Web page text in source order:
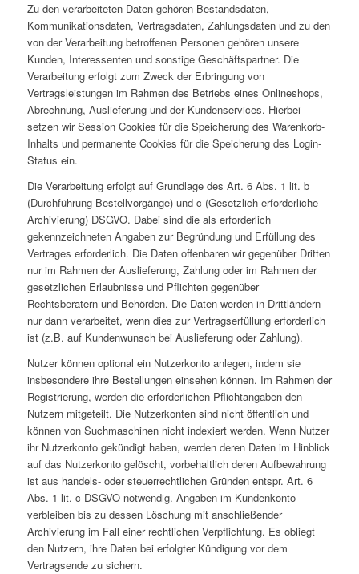
Zu den verarbeiteten Daten gehören Bestandsdaten,
Kommunikationsdaten, Vertragsdaten, Zahlungsdaten und zu den
von der Verarbeitung betroffenen Personen gehören unsere
Kunden, Interessenten und sonstige Geschäftspartner. Die
Verarbeitung erfolgt zum Zweck der Erbringung von
Vertragsleistungen im Rahmen des Betriebs eines Onlineshops,
Abrechnung, Auslieferung und der Kundenservices. Hierbei
setzen wir Session Cookies für die Speicherung des Warenkorb-
Inhalts und permanente Cookies für die Speicherung des Login-
Status ein.
Die Verarbeitung erfolgt auf Grundlage des Art. 6 Abs. 1 lit. b
(Durchführung Bestellvorgänge) und c (Gesetzlich erforderliche
Archivierung) DSGVO. Dabei sind die als erforderlich
gekennzeichneten Angaben zur Begründung und Erfüllung des
Vertrages erforderlich. Die Daten offenbaren wir gegenüber Dritten
nur im Rahmen der Auslieferung, Zahlung oder im Rahmen der
gesetzlichen Erlaubnisse und Pflichten gegenüber
Rechtsberatern und Behörden. Die Daten werden in Drittländern
nur dann verarbeitet, wenn dies zur Vertragserfüllung erforderlich
ist (z.B. auf Kundenwunsch bei Auslieferung oder Zahlung).
Nutzer können optional ein Nutzerkonto anlegen, indem sie
insbesondere ihre Bestellungen einsehen können. Im Rahmen der
Registrierung, werden die erforderlichen Pflichtangaben den
Nutzern mitgeteilt. Die Nutzerkonten sind nicht öffentlich und
können von Suchmaschinen nicht indexiert werden. Wenn Nutzer
ihr Nutzerkonto gekündigt haben, werden deren Daten im Hinblick
auf das Nutzerkonto gelöscht, vorbehaltlich deren Aufbewahrung
ist aus handels- oder steuerrechtlichen Gründen entspr. Art. 6
Abs. 1 lit. c DSGVO notwendig. Angaben im Kundenkonto
verbleiben bis zu dessen Löschung mit anschließender
Archivierung im Fall einer rechtlichen Verpflichtung. Es obliegt
den Nutzern, ihre Daten bei erfolgter Kündigung vor dem
Vertragsende zu sichern.